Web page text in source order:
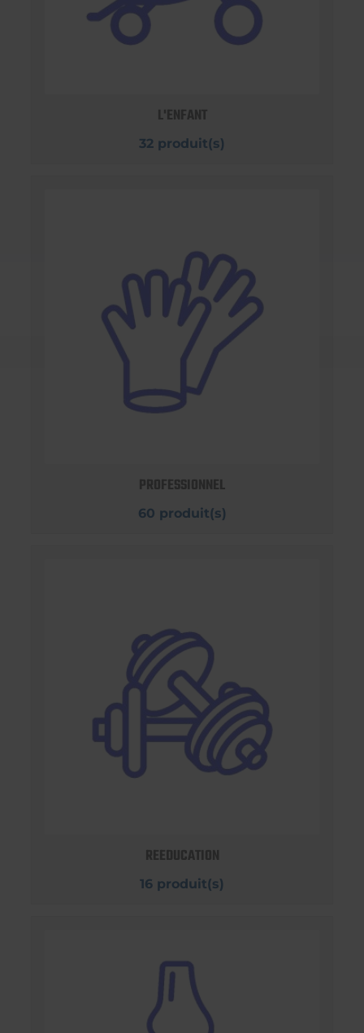
L'ENFANT
32 produit(s)
PROFESSIONNEL
60 produit(s)
REEDUCATION
16 produit(s)